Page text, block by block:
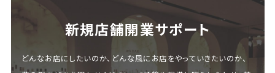
新規店舗開業サポート
どんなお店にしたいのか、どんな風にお店をやっていきたいのか、